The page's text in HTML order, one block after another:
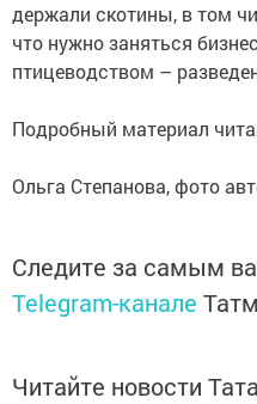
держали скотины, в том
что нужно заняться
птицеводством –
Подробный материал
Ольга Степанова, фото
Следите за самым
Telegram-канале
Читайте новости